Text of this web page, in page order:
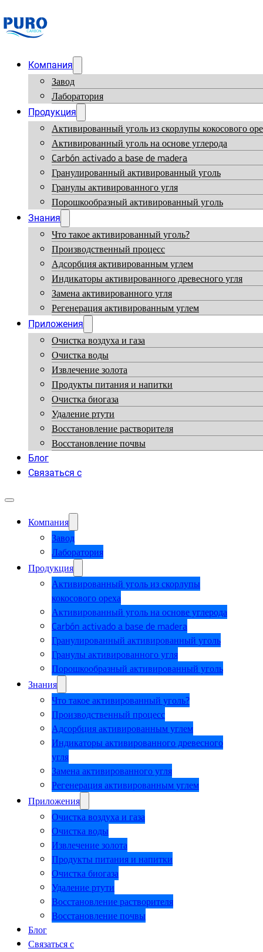
Компания
Завод
Лаборатория
Продукция
Активированный уголь из скорлупы кокосового
Активированный уголь на основе углерода
Carbón activado a base de madera
Гранулированный активированный уголь
Гранулы активированного угля
Порошкообразный активированный уголь
Знания
Что такое активированный уголь?
Производственный процесс
Адсорбция активированным углем
Индикаторы активированного древесного угля
Замена активированного угля
Регенерация активированным углем
Приложения
Очистка воздуха и газа
Очистка воды
Извлечение золота
Продукты питания и напитки
Очистка биогаза
Удаление ртути
Восстановление растворителя
Восстановление почвы
Блог
Связаться с
Компания
Завод
Лаборатория
Продукция
Активированный уголь из скорлупы
кокосового ореха
Активированный уголь на основе углерода
Carbón activado a base de madera
Гранулированный активированный уголь
Гранулы активированного угля
Порошкообразный активированный уголь
Знания
Что такое активированный уголь?
Производственный процесс
Адсорбция активированным углем
Индикаторы активированного древесного
угля
Замена активированного угля
Регенерация активированным углем
Приложения
Очистка воздуха и газа
Очистка воды
Извлечение золота
Продукты питания и напитки
Очистка биогаза
Удаление ртути
Восстановление растворителя
Восстановление почвы
Блог
Связаться с